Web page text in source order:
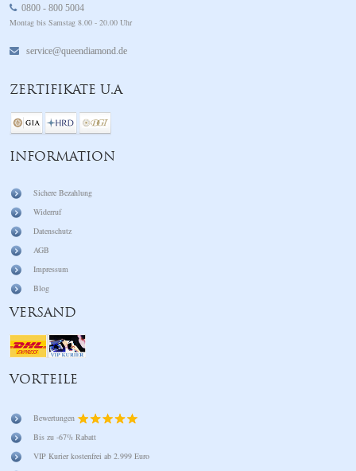
0800 - 800 5004
Montag bis Samstag 8.00 - 20.00 Uhr
service@queendiamond.de
ZERTIFIKATE U.A
INFORMATION
Sichere Bezahlung
Widerruf
Datenschutz
AGB
Impressum
Blog
VERSAND
VORTEILE
Bewertungen
Bis zu -67% Rabatt
VIP Kurier kostenfrei ab 2.999 Euro